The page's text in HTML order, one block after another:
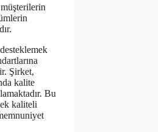
Şirket,
kalite
Bu
kaliteli